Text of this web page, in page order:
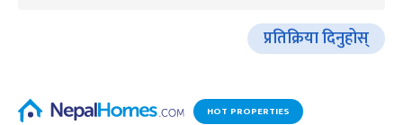
प्रतिक्रिया दिनुहोस्
HOT PROPERTIES